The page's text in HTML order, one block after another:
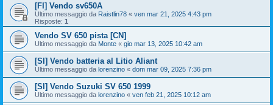
[FI] Vendo sv650A
Ultimo messaggio da Raistlin78 « ven mar 21, 2025 4:43 pm
Risposte: 1
Vendo SV 650 pista [CN]
Ultimo messaggio da Monte « gio mar 13, 2025 10:42 am
[SI] Vendo batteria al Litio Aliant
Ultimo messaggio da lorenzino « dom mar 09, 2025 7:36 pm
[SI] Vendo Suzuki SV 650 1999
Ultimo messaggio da lorenzino « ven feb 21, 2025 10:12 am